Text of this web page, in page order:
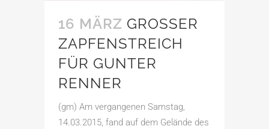
16 MÄRZ GROSSER
ZAPFENSTREICH
FÜR GUNTER
RENNER
(gm) Am vergangenen Samstag,
14.03.2015, fand auf dem Gelände des